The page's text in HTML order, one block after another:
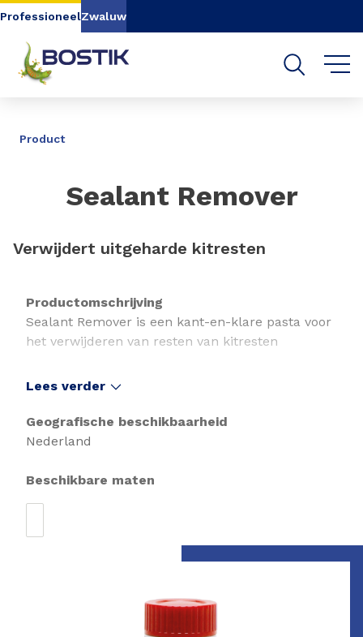
Go to content Go to navigation
ProfessioneelZwaluw
Product
Sealant Remover
Verwijdert uitgeharde kitresten
Productomschrijving
Sealant Remover is een kant-en-klare pasta voor
het verwijderen van resten van kitresten
Lees verder
Geografische beschikbaarheid
Nederland
Beschikbare maten